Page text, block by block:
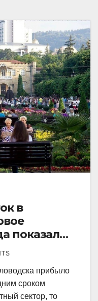
в
показал
процент.
прибыло
сроком
сектор, то